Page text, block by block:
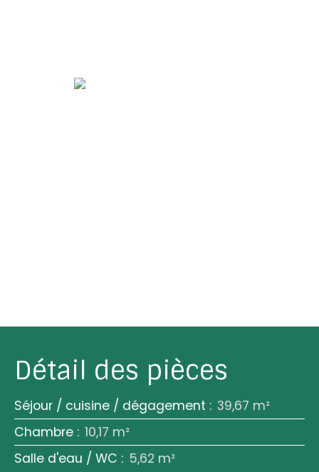
Détail des pièces
Séjour / cuisine / dégagement : 39,67 m²
Chambre : 10,17 m²
Salle d'eau / WC : 5,62 m²